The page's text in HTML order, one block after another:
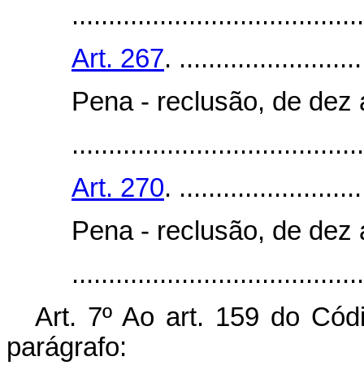
Art. 267.
Pena - reclusão, de dez
Art. 270.
Pena - reclusão, de dez
Art. 7º Ao art. 159 do
parágrafo: